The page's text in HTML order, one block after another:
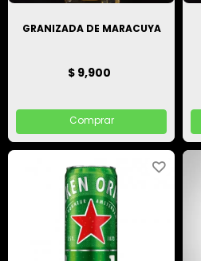
GRANIZADA DE MARACUYA
$ 9,900
Comprar